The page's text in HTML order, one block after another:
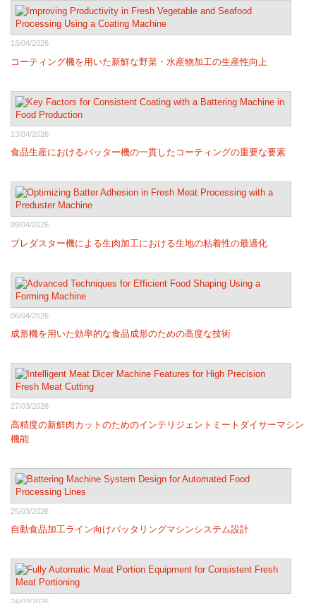
13/04/2026
コーティング機を用いた新鮮な野菜・水産物加工の生産性向上
13/04/2026
食品生産におけるバッター機の一貫したコーティングの重要な要素
09/04/2026
プレダスター機による生肉加工における生地の粘着性の最適化
06/04/2026
成形機を用いた効率的な食品成形のための高度な技術
27/03/2026
高精度の新鮮肉カットのためのインテリジェントミートダイサーマシン
機能
25/03/2026
自動食品加工ライン向けバッタリングマシンシステム設計